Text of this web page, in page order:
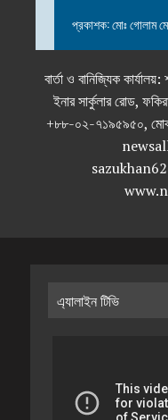
প্রকাশক: মোঃ গোলাম
বার্তা ও বানিজ্যিক
ইনার সার্কুলার রোড,
+৮৮-০২-৭১৯৫৯৫০,
এ্যালাইন টিভি